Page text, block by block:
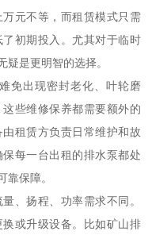
元不等，而租赁模式只需
初期投入。尤其对于临时
是更明智的选择。
免出现密封老化、叶轮磨
些维修保养都需要额外的
租赁方负责日常维护和故
每一台出租的排水泵都处
靠保障。
、扬程、功率需求不同。
或升级设备。比如矿山排